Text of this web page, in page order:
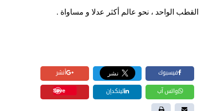
القطب الواحد ، نحو عالم أكثر عدلا و مساواة .
فيسبوك أنشر
واتس آب لينكدإن Save